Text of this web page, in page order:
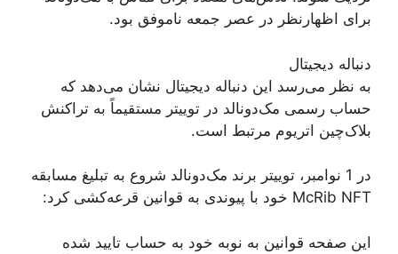
برای اظهارنظر در عصر جمعه ناموفق بود.
دنباله دیجیتال
به نظر می‌رسد این دنباله دیجیتال نشان می‌دهد که
حساب رسمی مک‌دونالد در توییتر مستقیماً به تراکنش
بلاک‌چین اتریوم مرتبط است.
در 1 نوامبر، توییتر برند مک‌دونالد شروع به تبلیغ مسابقه
McRib NFT خود با پیوندی به قوانین قرعه‌کشی کرد:
این صفحه قوانین به نوبه خود به حساب تایید شده